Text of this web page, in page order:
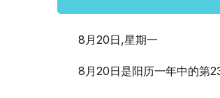
8月20日,星期一
8月20日是阳历一年中的第